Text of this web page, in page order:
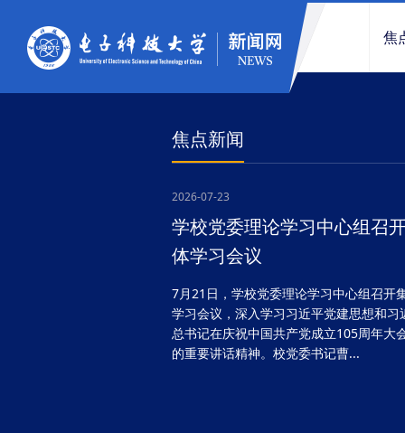
焦
焦点新闻
2026-07-23
学校召开中层干部大会
7月21日，学校召开中层干部大会，总结
年工作，部署暑期重点任务。校党委书记
萍、校长胡俊等学校领导班子成员，全体
领导人员参加会议。胡俊主持会议...